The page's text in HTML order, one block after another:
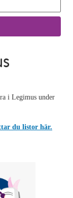
i Legimus under
du listor här.